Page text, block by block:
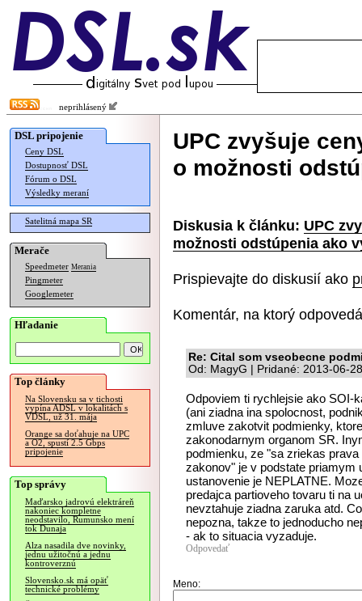
neprihlásený
DSL pripojenie
Ceny DSL
Dostupnosť DSL
Fórum o DSL
Výsledky meraní
Satelitná mapa SR
Merače
Speedmeter Merania
Pingmeter
Googlemeter
Hľadanie
Top články
Na Slovensku sa v tichosti
vypína ADSL v lokalitách s
VDSL, už 31. mája
Orange sa doťahuje na UPC
a O2, spustí 2.5 Gbps
pripojenie
Top správy
Maďarsko jadrovú elektráreň
nakoniec kompletne
neodstavilo, Rumunsko mení
tok Dunaja
Alza nasadila dve novinky,
jednu užitočnú a jednu
kontroverznú
Slovensko.sk má opäť
technické problémy
UPC zvyšuje
o možnosti
Diskusia k článku: UPC
možnosti odstúpenia ako
Prispievajte do diskusií ako
Komentár, na ktorý
Re: Cital som vseobecne
Od: MagyG | Pridané: 2013-06-
Odpoviem ti rychlejsie ako SOI-
(ani ziadna ina spolocnost,
zmluve zakotvit podmienky,
zakonodarnym organom SR.
podmienku, ze "sa zriekas
zakonov" je v podstate priamym
ustanovenie je NEPLATNE.
predajca partioveho tovaru ti na
nevztahuje ziadna zaruka atd.
nepozna, takze to jednoducho
- ak to situacia vyzaduje.
Odpovedať
Meno: